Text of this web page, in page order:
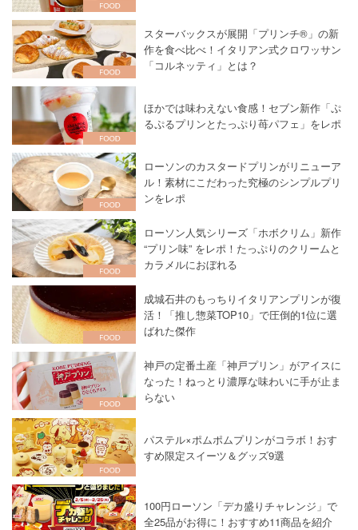
スターバックスが展開「プリンチ®」の新
作を食べ比べ！イタリアン式クロワッサン
「コルネッティ」とは？
ほかでは味わえない食感！セブン新作「ぷ
るぷるプリンとたっぷり苺パフェ」をレポ
ローソンのカスタードプリンがリニューア
ル！素材にこだわった究極のシンプルプリ
ンをレポ
ローソン人気シリーズ「ホボクリム」新作
“プリン味” をレポ！たっぷりのクリームと
カラメルにおぼれる
成城石井のもっちりイタリアンプリンが復
活！「推し惣菜TOP10」で圧倒的1位に選
ばれた傑作
神戸の定番土産「神戸プリン」がアイスに
なった！ねっとり濃厚な味わいに手が止ま
らない
パステル×ポムポムプリンがコラボ！おす
すめ限定スイーツ＆グッズ9選
100円ローソン「デカ盛りチャレンジ」で
全25品がお得に！おすすめ11商品を紹介